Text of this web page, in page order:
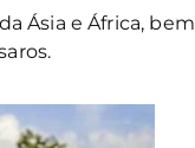
Ásia e África, bem